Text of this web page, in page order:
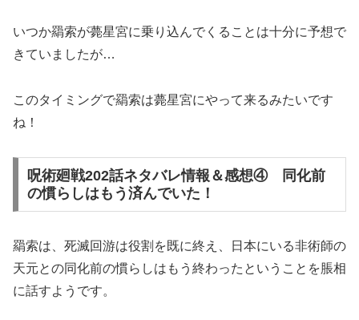
いつか羂索が薨星宮に乗り込んでくることは十分に予想で
きていましたが…
このタイミングで羂索は薨星宮にやって来るみたいです
ね！
呪術廻戦202話ネタバレ情報＆感想④ 同化前
の慣らしはもう済んでいた！
羂索は、死滅回游は役割を既に終え、日本にいる非術師の
天元との同化前の慣らしはもう終わったということを脹相
に話すようです。